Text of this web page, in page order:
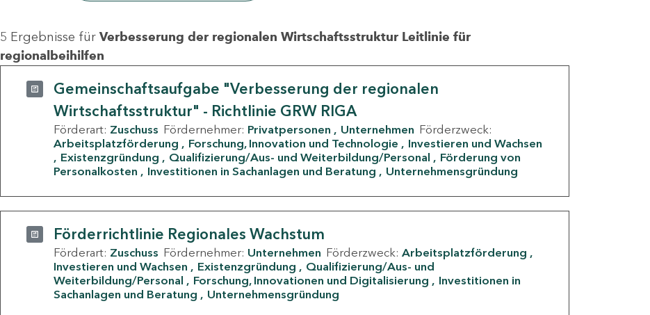
5 Ergebnisse für Verbesserung der regionalen Wirtschaftsstruktur Leitlinie für
regionalbeihilfen
Gemeinschaftsaufgabe "Verbesserung der regionalen
Wirtschaftsstruktur" - Richtlinie GRW RIGA
Förderart: Zuschuss Fördernehmer: Privatpersonen Unternehmen Förderzweck:
Arbeitsplatzförderung
Forschung, Innovation und Technologie
Investieren und Wachsen
Existenzgründung
Qualifizierung/Aus- und Weiterbildung/Personal
Förderung von
Personalkosten
Investitionen in Sachanlagen und Beratung Unternehmensgründung
Förderrichtlinie Regionales Wachstum
Förderart: Zuschuss Fördernehmer: Unternehmen Förderzweck: Arbeitsplatzförderung
Investieren und Wachsen
Existenzgründung
Qualifizierung/Aus- und
Weiterbildung/Personal
Forschung, Innovationen und Digitalisierung
Investitionen in
Sachanlagen und Beratung
Unternehmensgründung